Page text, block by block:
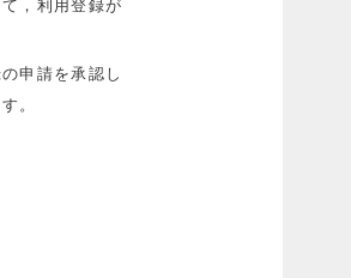
，利用登録が
申請を承認し
。